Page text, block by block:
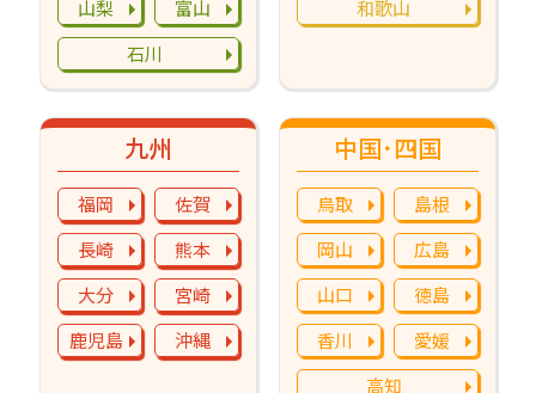
九州
福岡
佐賀
長崎
熊本
大分
宮崎
鹿児島
沖縄
中国･四国
鳥取
島根
岡山
広島
山口
徳島
香川
愛媛
高知
山梨
富山
石川
和歌山